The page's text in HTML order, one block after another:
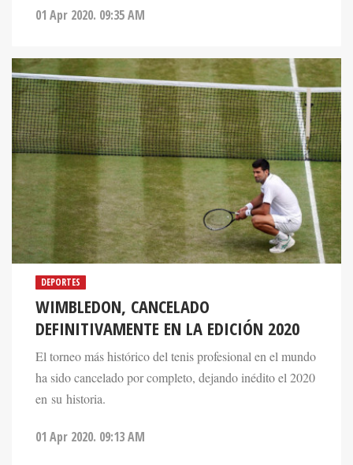
01 Apr 2020. 09:35 AM
DEPORTES
WIMBLEDON, CANCELADO
DEFINITIVAMENTE EN LA EDICIÓN 2020
El torneo más histórico del tenis profesional en el mundo
ha sido cancelado por completo, dejando inédito el 2020
en su historia.
01 Apr 2020. 09:13 AM